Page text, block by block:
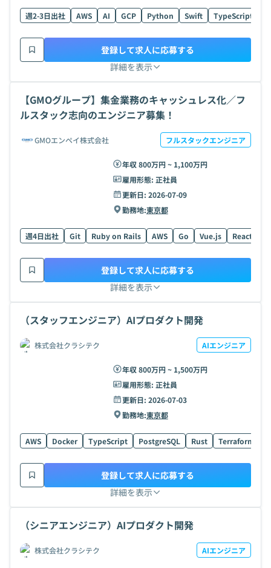
週2-3日出社 AWS AI GCP Python Swift TypeScript
詳細を表示
登録して求人に応募する
【GMOグループ】集金業務のキャッシュレス化／フ
ルスタック志向のエンジニア募集！
GMOエンペイ株式会社 フルスタックエンジニア
年収 800万円 ~ 1,100万円
雇用形態: 正社員
更新日: 2026-07-09
勤務地:東京都
週4日出社 Git Ruby on Rails AWS Go Vue.js React
詳細を表示
登録して求人に応募する
（スタッフエンジニア）AIプロダクト開発
株式会社クラシテク AIエンジニア
年収 800万円 ~ 1,500万円
雇用形態: 正社員
更新日: 2026-07-03
勤務地:東京都
AWS Docker TypeScript PostgreSQL Rust Terraform
詳細を表示
登録して求人に応募する
（シニアエンジニア）AIプロダクト開発
株式会社クラシテク AIエンジニア